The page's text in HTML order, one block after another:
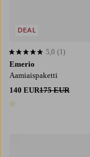
Emerio
Aamiaispaketti
140 EUR175 EUR
1 väri
5,0 perustuen 1 arvosanaan
5,0 (1)
DEAL